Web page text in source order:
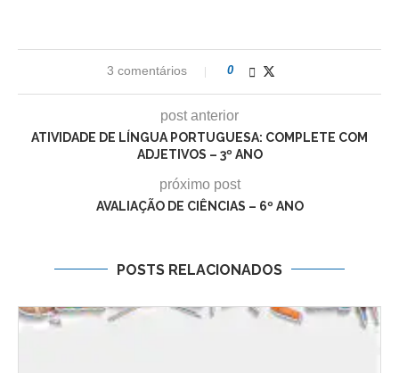
3 comentários 0
post anterior
ATIVIDADE DE LÍNGUA PORTUGUESA: COMPLETE COM
ADJETIVOS – 3º ANO
próximo post
AVALIAÇÃO DE CIÊNCIAS – 6º ANO
POSTS RELACIONADOS